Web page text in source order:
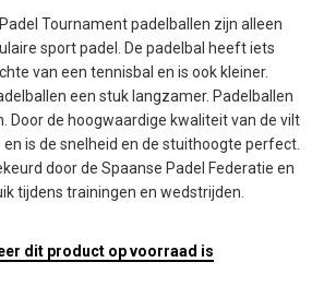
Tournament padelballen zijn alleen
sport padel. De padelbal heeft iets
van een tennisbal en is ook kleiner.
een stuk langzamer. Padelballen
Door de hoogwaardige kwaliteit van de vilt
is de snelheid en de stuithoogte perfect.
door de Spaanse Padel Federatie en
tijdens trainingen en wedstrijden.
dit product op voorraad is